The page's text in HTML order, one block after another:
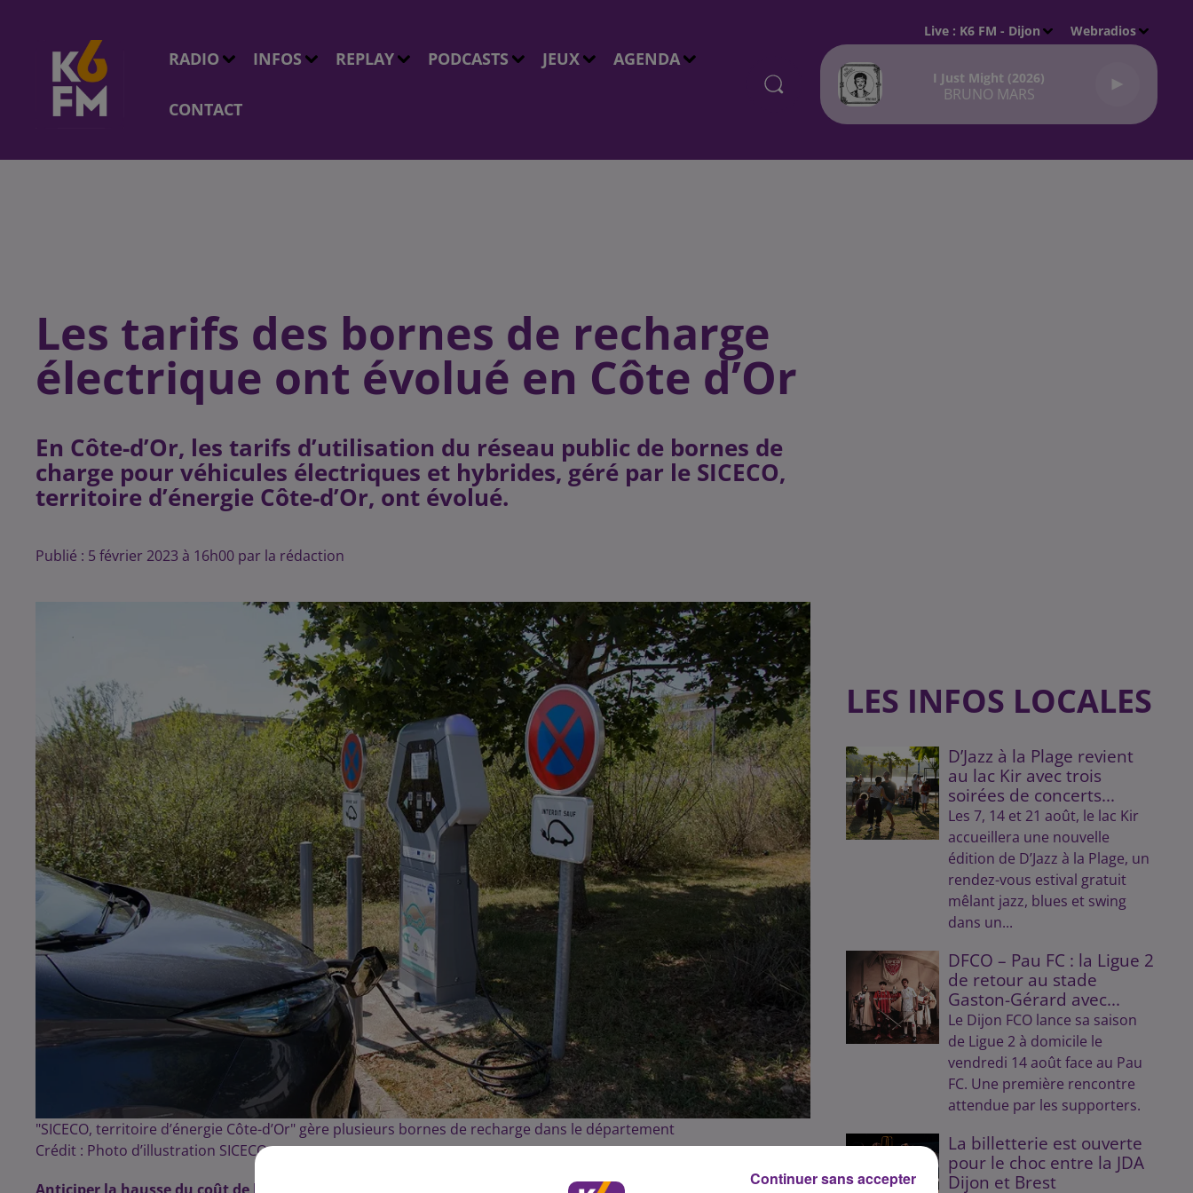
RADIO INFOS REPLAY PODCASTS JEUX AGENDA
CONTACT
Live : K6 FM - Dijon Webradios
I Just Might (2026)
BRUNO MARS
Les tarifs des bornes de recharge
électrique ont évolué en Côte d’Or
En Côte-d’Or, les tarifs d’utilisation du réseau public de bornes de
charge pour véhicules électriques et hybrides, géré par le SICECO,
territoire d’énergie Côte-d’Or, ont évolué.
Publié : 5 février 2023 à 16h00 par la rédaction
"SICECO, territoire d’énergie Côte-d’Or" gère plusieurs bornes de recharge dans le département
Crédit : Photo d’illustration SICECO
Anticiper la hausse du coût de l’électricité
LES INFOS LOCALES
D’Jazz à la Plage revient
au lac Kir avec trois
soirées de concerts...
Les 7, 14 et 21 août, le lac Kir
accueillera une nouvelle
édition de D’Jazz à la Plage, un
rendez-vous estival gratuit
mêlant jazz, blues et swing
dans un...
DFCO – Pau FC : la Ligue 2
de retour au stade
Gaston-Gérard avec...
Le Dijon FCO lance sa saison
de Ligue 2 à domicile le
vendredi 14 août face au Pau
FC. Une première rencontre
attendue par les supporters.
La billetterie est ouverte
pour le choc entre la JDA
Dijon et Brest
Continuer sans accepter